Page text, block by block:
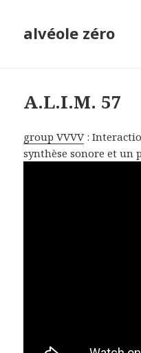
alvéole zéro
A.L.I.M. 57
group VVVV :
synthèse sonore et un